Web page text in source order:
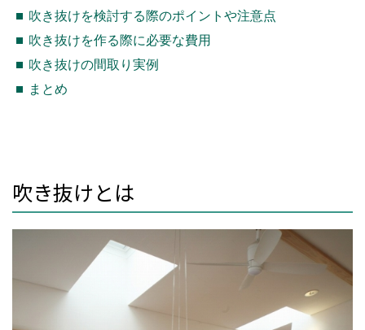
吹き抜けを検討する際のポイントや注意点
吹き抜けを作る際に必要な費用
吹き抜けの間取り実例
まとめ
吹き抜けとは